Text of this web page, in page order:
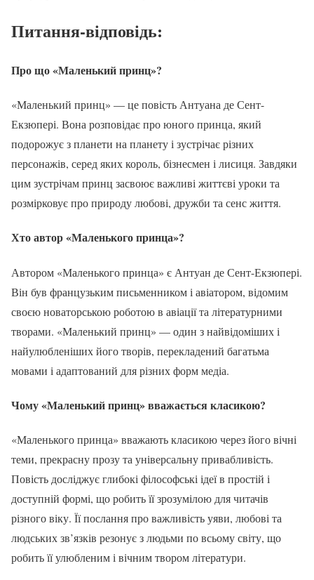
Питання-відповідь:
Про що «Маленький принц»?
«Маленький принц» — це повість Антуана де Сент-
Екзюпері. Вона розповідає про юного принца, який
подорожує з планети на планету і зустрічає різних
персонажів, серед яких король, бізнесмен і лисиця. Завдяки
цим зустрічам принц засвоює важливі життєві уроки та
розмірковує про природу любові, дружби та сенс життя.
Хто автор «Маленького принца»?
Автором «Маленького принца» є Антуан де Сент-Екзюпері.
Він був французьким письменником і авіатором, відомим
своєю новаторською роботою в авіації та літературними
творами. «Маленький принц» — один з найвідоміших і
найулюбленіших його творів, перекладений багатьма
мовами і адаптований для різних форм медіа.
Чому «Маленький принц» вважається класикою?
«Маленького принца» вважають класикою через його вічні
теми, прекрасну прозу та універсальну привабливість.
Повість досліджує глибокі філософські ідеї в простій і
доступній формі, що робить її зрозумілою для читачів
різного віку. Її послання про важливість уяви, любові та
людських зв’язків резонує з людьми по всьому світу, що
робить її улюбленим і вічним твором літератури.